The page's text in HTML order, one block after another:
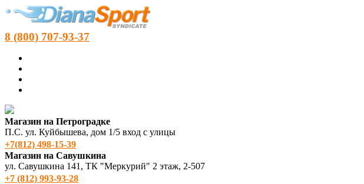
8 (800) 707-93-37
Магазин на Петроградке
П.С. ул. Куйбышева, дом 1/5 вход с улицы
+7(812) 498‑15-39
Магазин на Савушкина
ул. Савушкина 141, ТК "Меркурий" 2 этаж, 2-507
+7 (812) 993-93-28